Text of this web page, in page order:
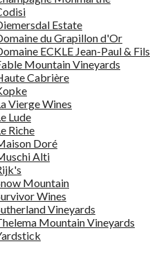
Estate
du Grapillon d'Or
ECKLE Jean-Paul & Fils
Mountain Vineyards
Cabrière
Vierge Wines
Lude
Riche
Doré
Alti
Mountain
Wines
Vineyards
Mountain Vineyards